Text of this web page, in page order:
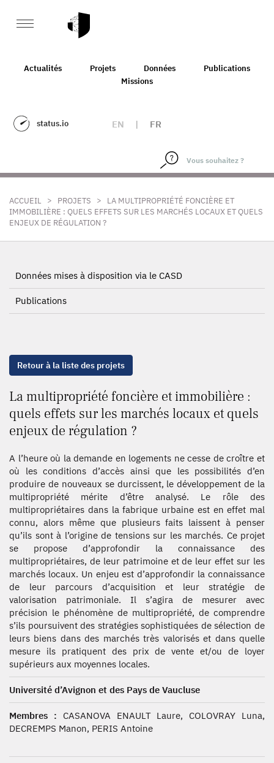
Actualités Projets Données
Publications
Missions
status.io EN | FR
ACCUEIL > PROJETS >
LA MULTIPROPRIÉTÉ FONCIÈRE ET
IMMOBILIÈRE : QUELS EFFETS SUR LES MARCHÉS LOCAUX ET QUELS
ENJEUX DE RÉGULATION ?
Données mises à disposition via le CASD
Publications
Retour à la liste des projets
La multipropriété foncière et immobilière :
quels effets sur les marchés locaux et quels
enjeux de régulation ?
A l’heure où la demande en logements ne cesse de croître et
où les conditions d’accès ainsi que les possibilités d’en
produire de nouveaux se durcissent, le développement de la
multipropriété mérite d’être analysé. Le rôle des
multipropriétaires dans la fabrique urbaine est en effet mal
connu, alors même que plusieurs faits laissent à penser
qu’ils sont à l’origine de tensions sur les marchés. Ce projet
se propose d’approfondir la connaissance des
multipropriétaires, de leur patrimoine et de leur effet sur les
marchés locaux. Un enjeu est d’approfondir la connaissance
de leur parcours d’acquisition et leur stratégie de
valorisation patrimoniale. Il s’agira de mesurer avec
précision le phénomène de multipropriété, de comprendre
s’ils poursuivent des stratégies sophistiquées de sélection de
leurs biens dans des marchés très valorisés et dans quelle
mesure ils pratiquent des prix de vente et/ou de loyer
supérieurs aux moyennes locales.
Université d’Avignon et des Pays de Vaucluse
Membres : CASANOVA ENAULT Laure, COLOVRAY Luna,
DECREMPS Manon, PERIS Antoine